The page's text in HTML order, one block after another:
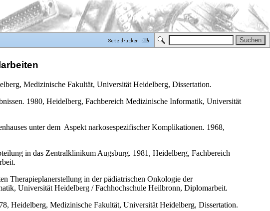
Medizinische Fakultät, Universität Heidelberg, Dissertation.
. 1980, Heidelberg, Fachbereich Medizinische Informatik, Universität
unter dem Aspekt narkosespezifischer Komplikationen. 1968,
in das Zentralklinikum Augsburg. 1981, Heidelberg, Fachbereich
Therapieplanerstellung in der pädiatrischen Onkologie der
Universität Heidelberg / Fachhochschule Heilbronn, Diplomarbeit.
Heidelberg, Medizinische Fakultät, Universität Heidelberg, Dissertation.